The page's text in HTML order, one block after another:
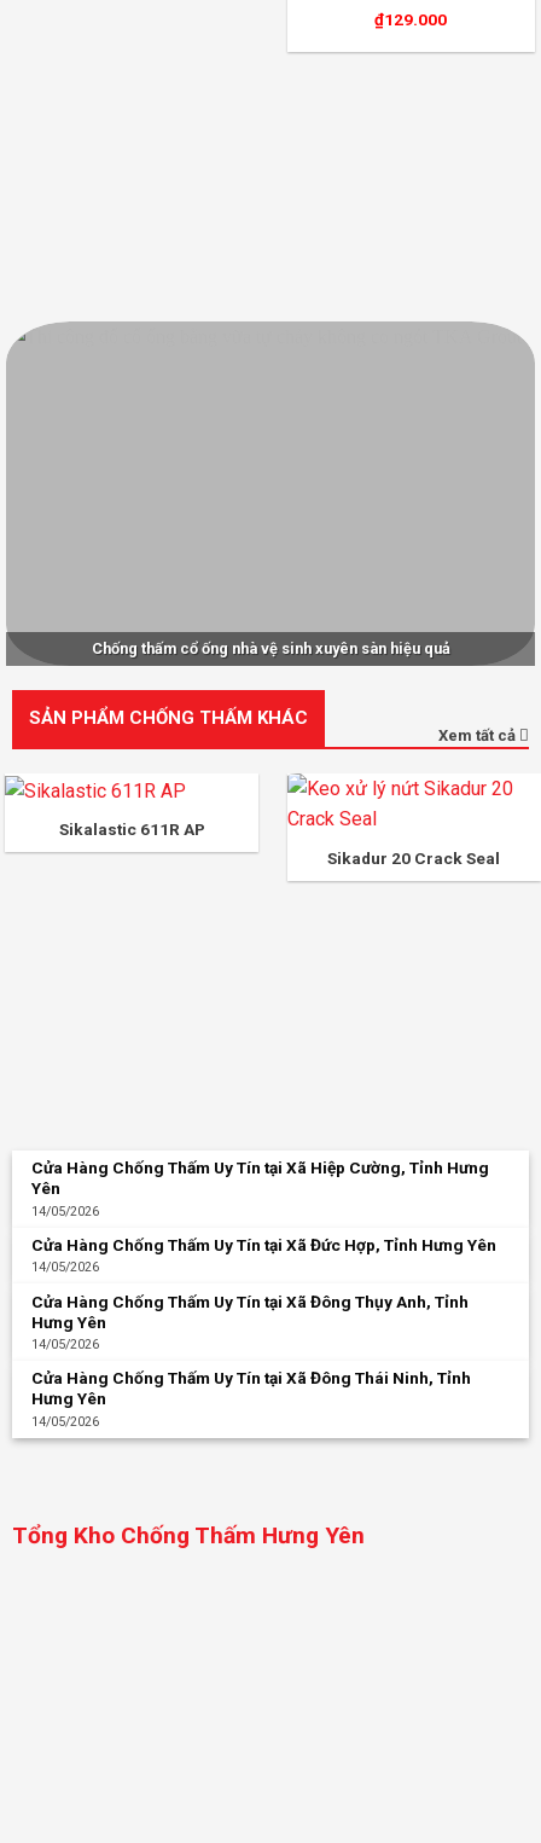
₫129.000
Chống thấm cổ ống nhà vệ sinh xuyên sàn hiệu quả
SẢN PHẨM CHỐNG THẤM KHÁC
Xem tất cả
Sikalastic 611R AP
Sikadur 20 Crack Seal
Cửa Hàng Chống Thấm Uy Tín tại Xã Hiệp Cường, Tỉnh Hưng
Yên
14/05/2026
Cửa Hàng Chống Thấm Uy Tín tại Xã Đức Hợp, Tỉnh Hưng Yên
14/05/2026
Cửa Hàng Chống Thấm Uy Tín tại Xã Đông Thụy Anh, Tỉnh
Hưng Yên
14/05/2026
Cửa Hàng Chống Thấm Uy Tín tại Xã Đông Thái Ninh, Tỉnh
Hưng Yên
14/05/2026
Tổng Kho Chống Thấm Hưng Yên